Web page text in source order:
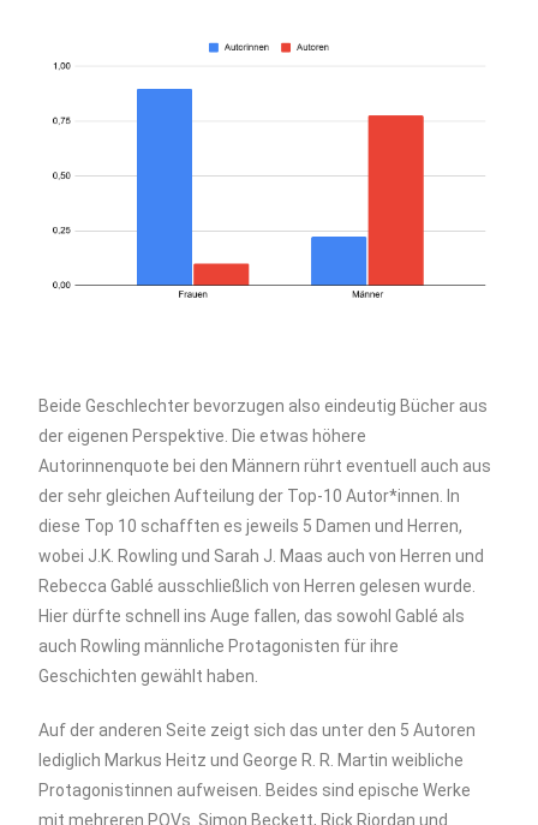
Beide Geschlechter bevorzugen also eindeutig Bücher aus
der eigenen Perspektive. Die etwas höhere
Autorinnenquote bei den Männern rührt eventuell auch aus
der sehr gleichen Aufteilung der Top-10 Autor*innen. In
diese Top 10 schafften es jeweils 5 Damen und Herren,
wobei J.K. Rowling und Sarah J. Maas auch von Herren und
Rebecca Gablé ausschließlich von Herren gelesen wurde.
Hier dürfte schnell ins Auge fallen, das sowohl Gablé als
auch Rowling männliche Protagonisten für ihre
Geschichten gewählt haben.
Auf der anderen Seite zeigt sich das unter den 5 Autoren
lediglich Markus Heitz und George R. R. Martin weibliche
Protagonistinnen aufweisen. Beides sind epische Werke
mit mehreren POVs. Simon Beckett, Rick Riordan und